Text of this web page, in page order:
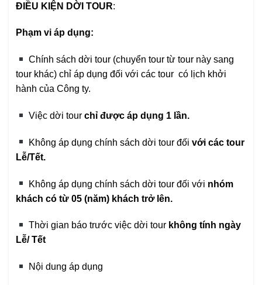
ĐIỀU KIỆN DỜI TOUR:
Phạm vi áp dụng:
Chính sách dời tour (chuyển tour từ tour này sang
tour khác) chỉ áp dụng đối với các tour có lịch khởi
hành của Công ty.
Việc dời tourchỉ được áp dụng 1 lần.
Không áp dụng chính sách dời tour đốivới các tour
Lễ/Tết.
Không áp dụng chính sách dời tour đối với nhóm
khách có từ 05 (năm) khách trở lên.
Thời gian báo trước việc dời tour không tính ngày
Lễ/ Tết
Nội dung áp dụng